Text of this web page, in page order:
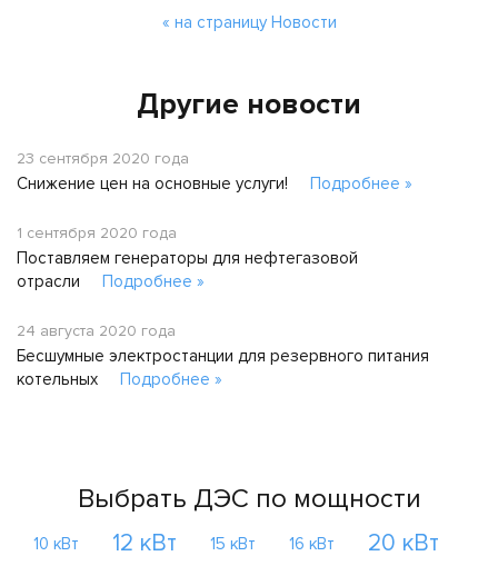
« на страницу Новости
Другие новости
23 сентября 2020 года
Снижение цен на основные услуги! Подробнее »
1 сентября 2020 года
Поставляем генераторы для нефтегазовой
отрасли
Подробнее »
24 августа 2020 года
Бесшумные электростанции для резервного питания
котельных
Подробнее »
Выбрать ДЭС по мощности
10 кВт 12 кВт 15 кВт 16 кВт 20 кВт